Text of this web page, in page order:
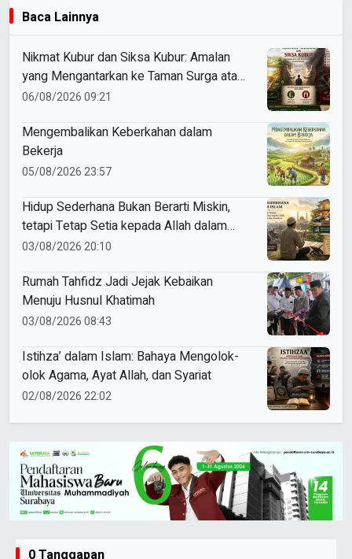
Baca Lainnya
Nikmat Kubur dan Siksa Kubur: Amalan
yang Mengantarkan ke Taman Surga atau
Azab Barzakh
06/08/2026 09:21
Mengembalikan Keberkahan dalam
Bekerja
05/08/2026 23:57
Hidup Sederhana Bukan Berarti Miskin,
tetapi Tetap Setia kepada Allah dalam
Nikmat dan Kesulitan
03/08/2026 20:10
Rumah Tahfidz Jadi Jejak Kebaikan
Menuju Husnul Khatimah
03/08/2026 08:43
Istihza’ dalam Islam: Bahaya Mengolok-
olok Agama, Ayat Allah, dan Syariat
02/08/2026 22:02
0 Tanggapan